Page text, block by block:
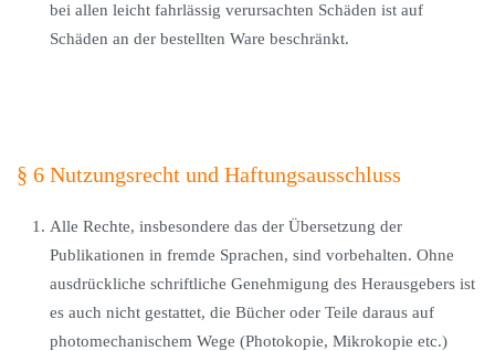
bei allen leicht fahrlässig verursachten Schäden ist auf
Schäden an der bestellten Ware beschränkt.
§ 6 Nutzungsrecht und Haftungsausschluss
Alle Rechte, insbesondere das der Übersetzung der
Publikationen in fremde Sprachen, sind vorbehalten. Ohne
ausdrückliche schriftliche Genehmigung des Herausgebers ist
es auch nicht gestattet, die Bücher oder Teile daraus auf
photomechanischem Wege (Photokopie, Mikrokopie etc.)